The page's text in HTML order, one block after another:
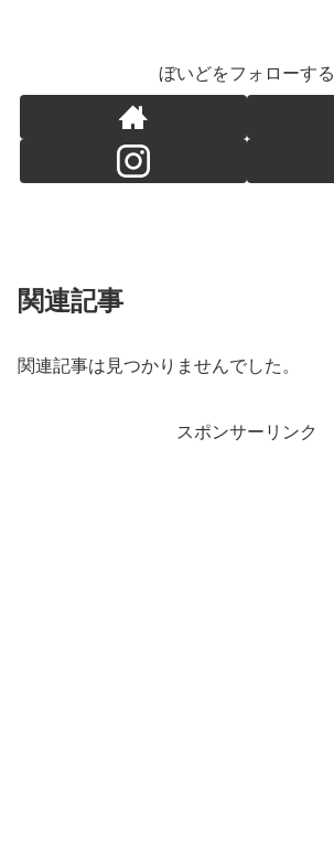
ぼいどをフォローする
関連記事
関連記事は見つかりませんでした。
スポンサーリンク